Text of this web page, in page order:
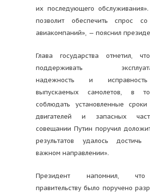
их последующего
позволит обеспечить спрос
авиакомпаний», — пояснил
Глава государства отметил,
поддерживать
надежность и
выпускаемых самолетов, в
соблюдать установленные сроки
двигателей и запасных
совещании Путин поручил
результатов удалось
важном направлении».
Президент напомнил,
правительству было поручено